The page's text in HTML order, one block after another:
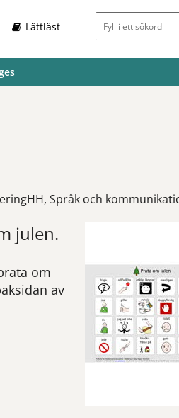
Lättläst Sökfält
Språk och
julen.
om
av